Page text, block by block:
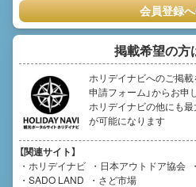
会員登録
掲載希望の方
ホリデイナビへのご掲
申請フォーム」からお申
ホリデイナビの他にも
が可能になります
【関連サイト】
ホリデイナビ 日本アウトドア協会
SADO LAND
さど市場